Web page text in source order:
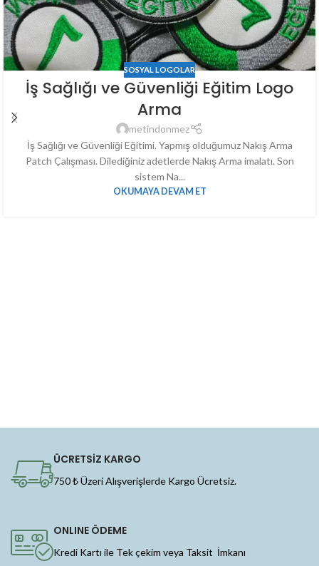
SOSYAL LOGOLAR
İş Sağlığı ve Güvenliği Eğitim Logo
Arma
metindonmez
İş Sağlığı ve Güvenliği Eğitimi. Yapmış olduğumuz Nakış Arma
Patch Çalışması. Dilediğiniz adetlerde Nakış Arma imalatı. Son
sistem Na...
OKUMAYA DEVAM ET
ÜCRETSİZ KARGO
750 ₺ Üzeri Alışverişlerde Kargo Ücretsiz.
ONLINE ÖDEME
Kredi Kartı ile Tek çekim veya Taksit İmkanı